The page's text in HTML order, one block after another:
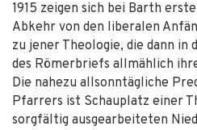
1915 zeigen sich bei Barth
Abkehr von den liberalen
zu jener Theologie, die dann in
des Römerbriefs allmählich
Die nahezu allsonntägliche
Pfarrers ist Schauplatz einer
sorgfältig ausgearbeiteten